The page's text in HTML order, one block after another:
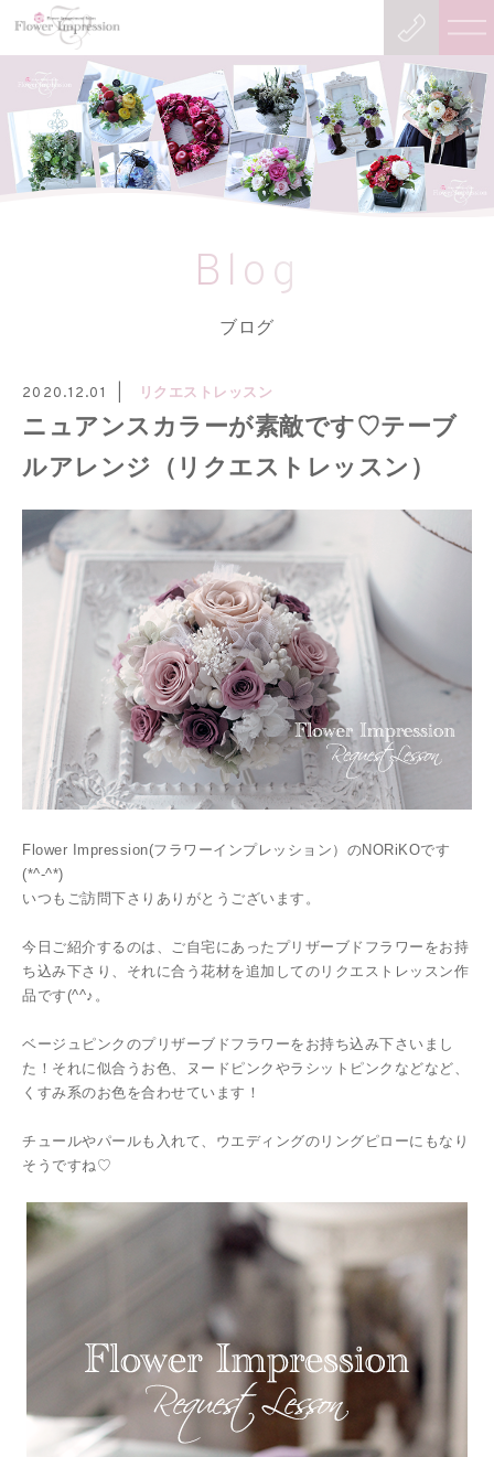
Blog
ブログ
2020.12.01 リクエストレッスン
ニュアンスカラーが素敵です♡テーブ
ルアレンジ（リクエストレッスン）
Flower Impression(フラワーインプレッション）のNORiKOです
(*^-^*)
いつもご訪問下さりありがとうございます。
今日ご紹介するのは、ご自宅にあったプリザーブドフラワーをお持
ち込み下さり、それに合う花材を追加してのリクエストレッスン作
品です(^^♪。
ベージュピンクのプリザーブドフラワーをお持ち込み下さいまし
た！それに似合うお色、ヌードピンクやラシットピンクなどなど、
くすみ系のお色を合わせています！
チュールやパールも入れて、ウエディングのリングピローにもなり
そうですね♡